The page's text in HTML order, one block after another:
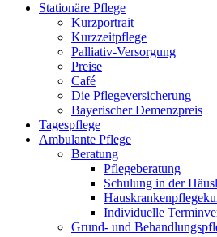
Stationäre Pflege
Kurzportrait
Kurzzeitpflege
Palliativ-Versorgung
Preise
Café
Die Pflegeversicherung
Bayerischer Demenzpreis
Tagespflege
Ambulante Pflege
Beratung
Pflegeberatung
Schulung in der
Individuelle
Grund- und